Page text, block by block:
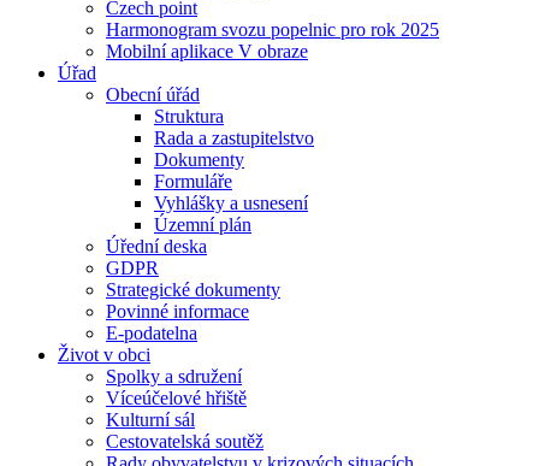
Czech point
Harmonogram svozu popelnic pro rok 2025
Mobilní aplikace V obraze
Úřad
Obecní úřád
Struktura
Rada a zastupitelstvo
Dokumenty
Formuláře
Vyhlášky a usnesení
Územní plán
Úřední deska
GDPR
Strategické dokumenty
Povinné informace
E-podatelna
Život v obci
Spolky a sdružení
Víceúčelové hřiště
Kulturní sál
Cestovatelská soutěž